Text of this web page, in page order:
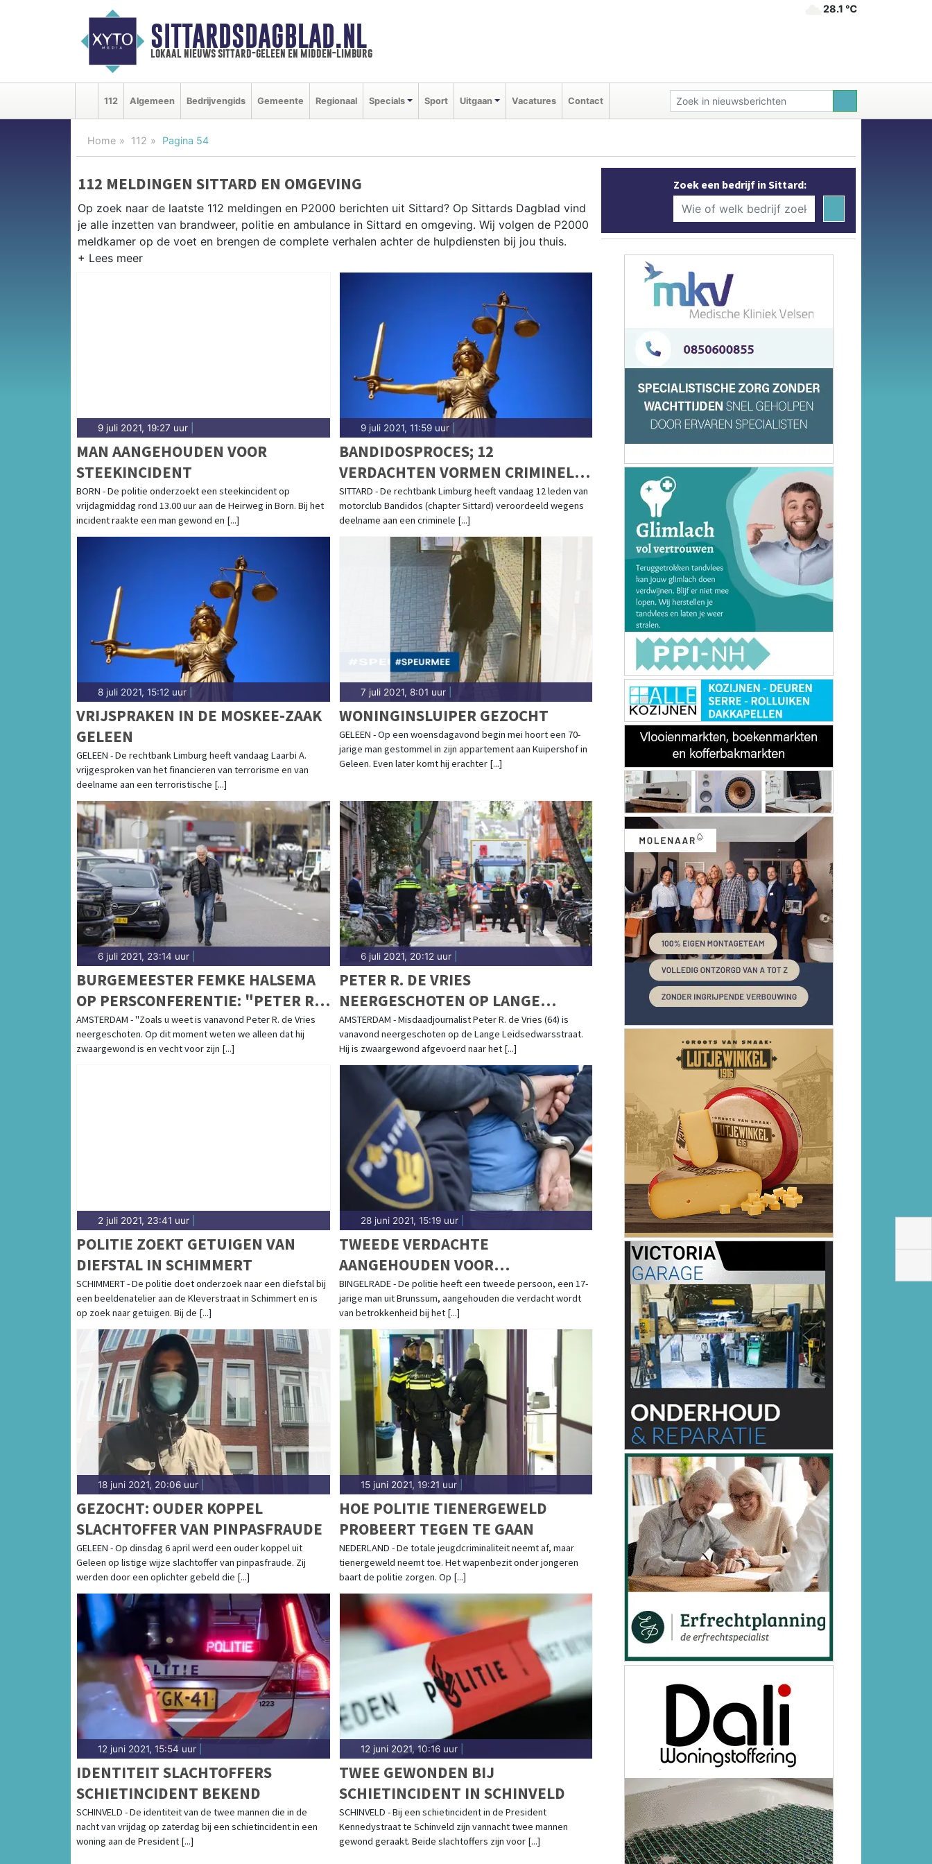
SITTARDSDAGBLAD.NL
lokaal nieuws sittard-geleen en midden-limburg
28.1 ℃
112 Algemeen Bedrijvengids Gemeente Regionaal Specials Sport Uitgaan Vacatures Contact
Home 112 Pagina 54
112 MELDINGEN SITTARD EN OMGEVING
Op zoek naar de laatste 112 meldingen en P2000 berichten uit Sittard? Op Sittards Dagblad vind
je alle inzetten van brandweer, politie en ambulance in Sittard en omgeving. Wij volgen de P2000
meldkamer op de voet en brengen de complete verhalen achter de hulpdiensten bij jou thuis.
Van incidenten op de A2 en de N294 tot meldingen in Sittard centrum, Geleen, Stein en rondom
9 juli 2021, 19:27 uur
MAN AANGEHOUDEN VOOR
STEEKINCIDENT
BORN - De politie onderzoekt een steekincident op
vrijdagmiddag rond 13.00 uur aan de Heirweg in Born. Bij het
incident raakte een man gewond en [...]
9 juli 2021, 11:59 uur|
BANDIDOSPROCES; 12
VERDACHTEN VORMEN CRIMINELE
ORGANISATIE GERICHT OP
BEDREIGING EN OPENLIJK GEWELD
SITTARD - De rechtbank Limburg heeft vandaag 12 leden van
motorclub Bandidos (chapter Sittard) veroordeeld wegens
deelname aan een criminele [...]
8 juli 2021, 15:12 uur
VRIJSPRAKEN IN DE MOSKEE-ZAAK
GELEEN
GELEEN - De rechtbank Limburg heeft vandaag Laarbi A.
vrijgesproken van het financieren van terrorisme en van
deelname aan een terroristische [...]
7 juli 2021, 8:01 uur|
WONINGINSLUIPER GEZOCHT
GELEEN - Op een woensdagavond begin mei hoort een 70-
jarige man gestommel in zijn appartement aan Kuipershof in
Geleen. Even later komt hij erachter [...]
6 juli 2021, 23:14 uur
BURGEMEESTER FEMKE HALSEMA
OP PERSCONFERENTIE: "PETER R.
DE VRIES VECHT VOOR ZIJN LEVEN"
AMSTERDAM - "Zoals u weet is vanavond Peter R. de Vries
neergeschoten. Op dit moment weten we alleen dat hij
zwaargewond is en vecht voor zijn [...]
6 juli 2021, 20:12 uur|
PETER R. DE VRIES
NEERGESCHOTEN OP LANGE
LEIDSEDWARSSTRAAT, VERDACHTE
VOORTVLUCHTIG
AMSTERDAM - Misdaadjournalist Peter R. de Vries (64) is
vanavond neergeschoten op de Lange Leidsedwarsstraat.
Hij is zwaargewond afgevoerd naar het [...]
2 juli 2021, 23:41 uur
POLITIE ZOEKT GETUIGEN VAN
DIEFSTAL IN SCHIMMERT
SCHIMMERT - De politie doet onderzoek naar een diefstal bij
een beeldenatelier aan de Kleverstraat in Schimmert en is
op zoek naar getuigen. Bij de [...]
28 juni 2021, 15:19 uur|
TWEEDE VERDACHTE
AANGEHOUDEN VOOR
STEEKINCIDENT BINGELRADE
BINGELRADE - De politie heeft een tweede persoon, een 17-
jarige man uit Brunssum, aangehouden die verdacht wordt
van betrokkenheid bij het [...]
18 juni 2021, 20:06 uur
GEZOCHT: OUDER KOPPEL
SLACHTOFFER VAN PINPASFRAUDE
GELEEN - Op dinsdag 6 april werd een ouder koppel uit
Geleen op listige wijze slachtoffer van pinpasfraude. Zij
werden door een oplichter gebeld die [...]
15 juni 2021, 19:21 uur|
HOE POLITIE TIENERGEWELD
PROBEERT TEGEN TE GAAN
NEDERLAND - De totale jeugdcriminaliteit neemt af, maar
tienergeweld neemt toe. Het wapenbezit onder jongeren
baart de politie zorgen. Op [...]
12 juni 2021, 15:54 uur
IDENTITEIT SLACHTOFFERS
SCHIETINCIDENT BEKEND
SCHINVELD - De identiteit van de twee mannen die in de
nacht van vrijdag op zaterdag bij een schietincident in een
woning aan de President [...]
12 juni 2021, 10:16 uur|
TWEE GEWONDEN BIJ
SCHIETINCIDENT IN SCHINVELD
SCHINVELD - Bij een schietincident in de President
Kennedystraat te Schinveld zijn vannacht twee mannen
gewond geraakt. Beide slachtoffers zijn voor [...]
Zoek een bedrijf in Sittard: